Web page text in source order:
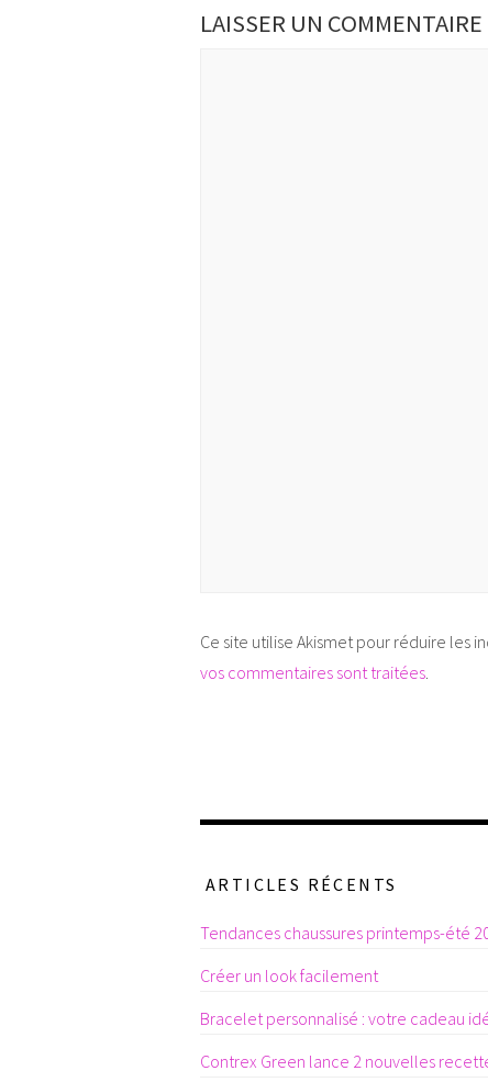
LAISSER UN COMMENTAIRE
Ce site utilise Akismet pour réduire les
vos commentaires sont traitées
ARTICLES RÉCENTS
Tendances chaussures printemps-été
Créer un look facilement
Bracelet personnalisé : votre cadeau
Contrex Green lance 2 nouvelles